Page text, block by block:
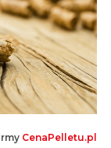
CenaPelletu.pl